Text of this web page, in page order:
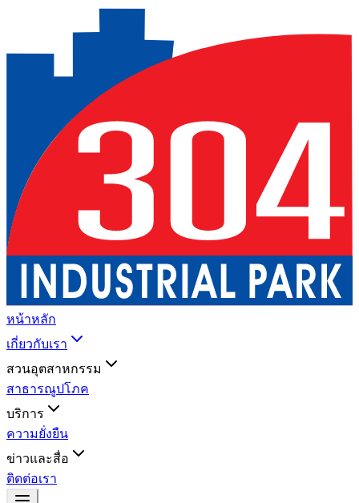
หน้าหลัก
เกี่ยวกับเรา
สวนอุตสาหกรรม
สาธารณูปโภค
บริการ
ความยั่งยืน
ข่าวและสื่อ
ติดต่อเรา